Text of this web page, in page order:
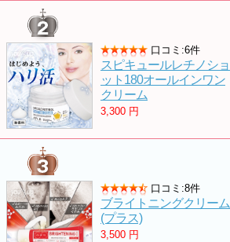
口コミ:6件
スピキュールレチノショ
ット180オールインワン
クリーム
3,300 円
口コミ:8件
ブライトニングクリーム
(プラス)
3,500 円